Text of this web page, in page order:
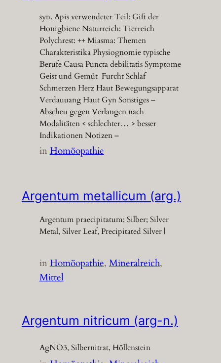
syn. Apis verwendeter Teil: Gift der
Honigbiene Naturreich: Tierreich
Polychrest: ++ Miasma: Themen
Charakteristika Physiognomie typische
Berufe Causa Puncta debilitatis Symptome
Geist und Gemüt Furcht Schlaf
Schmerzen Herz Haut Bewegungsapparat
Verdauuang Haut Gyn Sonstiges –
Abscheu gegen Verlangen nach
Modalitäten < schlechter… > besser
Indikationen Notizen –
inHomöopathie
Argentum metallicum (arg.)
Argentum praecipitatum; Silber; Silver
Metal, Silver Leaf, Precipitated Silver |
inHomöopathie, Mineralreich
Mittel
Argentum nitricum (arg-n.)
AgNO3, Silbernitrat, Höllenstein